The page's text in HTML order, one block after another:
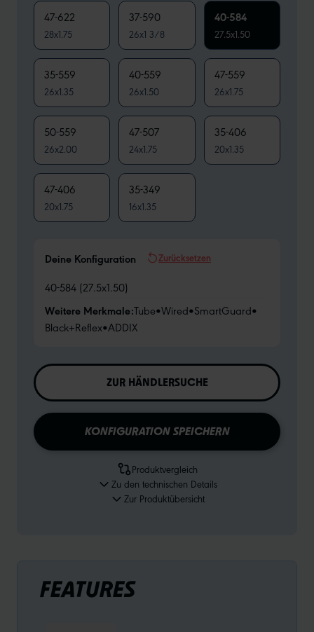
47-622
28x1.75
37-590
26x1 3/8
40-584
27.5x1.50
35-559
26x1.35
40-559
26x1.50
47-559
26x1.75
50-559
26x2.00
47-507
24x1.75
35-406
20x1.35
47-406
20x1.75
35-349
16x1.35
Deine Konfiguration Zurücksetzen
40-584 (27.5x1.50)
Weitere Merkmale:Tube•Wired•SmartGuard•
Black+Reflex•ADDIX
ZUR HÄNDLERSUCHE
KONFIGURATION SPEICHERN
Produktvergleich
Zu den technischen Details
Zur Produktübersicht
FEATURES